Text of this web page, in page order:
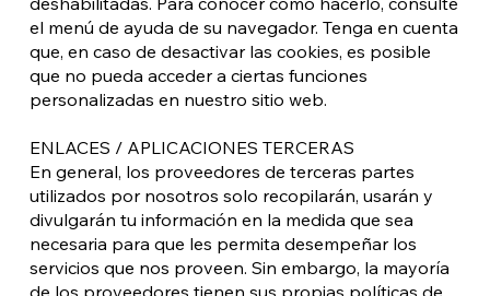
el menú de ayuda de su navegador. Tenga en cuenta
que, en caso de desactivar las cookies, es posible
que no pueda acceder a ciertas funciones
personalizadas en nuestro sitio web.
ENLACES / APLICACIONES TERCERAS
En general, los proveedores de terceras partes
utilizados por nosotros solo recopilarán, usarán y
divulgarán tu información en la medida que sea
necesaria para que les permita desempeñar los
servicios que nos proveen. Sin embargo, la mayoría
de los proveedores tienen sus propias políticas de